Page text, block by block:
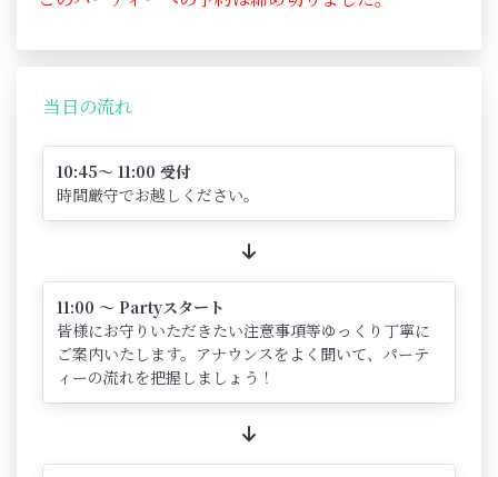
当日の流れ
10:45～ 11:00 受付
時間厳守でお越しください。
11:00 ～ Partyスタート
皆様にお守りいただきたい注意事項等ゆっくり丁寧に
ご案内いたします。アナウンスをよく聞いて、パーテ
ィーの流れを把握しましょう！